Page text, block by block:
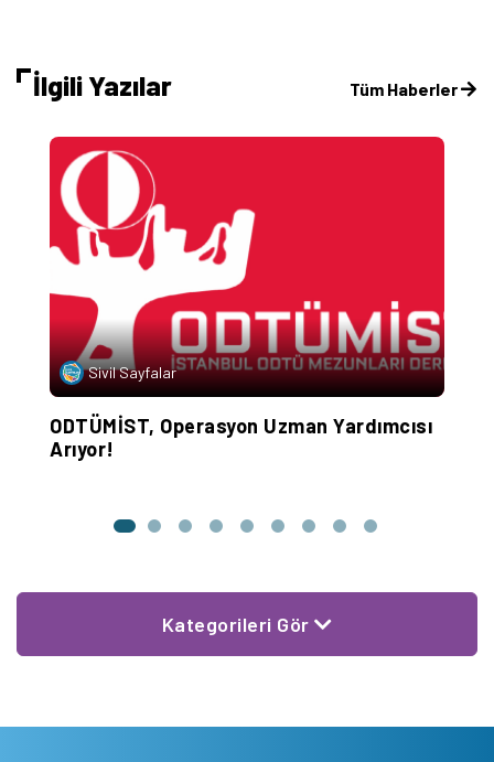
İlgili Yazılar Tüm Haberler
Sivil Sayfalar
ODTÜMİST, Operasyon Uzman Yardımcısı
Arıyor!
Kategorileri Gör